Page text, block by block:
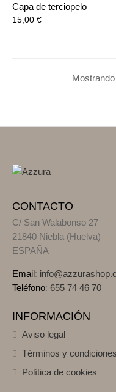
Capa de terciopelo
Precio
15,00 €
CONTACTO
C/ San Walabonso 27
21840 Niebla (Huelva)
ESPAÑA
Email:
Teléfono: 655 74 46 70
INFORMACIÓN
Aviso legal
Términos y condiciones
Política de cookies